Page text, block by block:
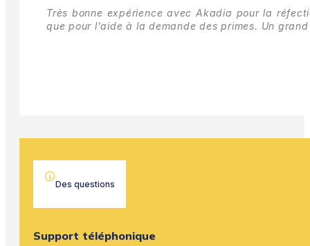
Très bonne expérience avec Akadia pour la
que pour l'aide à la demande des primes. Un
Des questions
Support téléphonique